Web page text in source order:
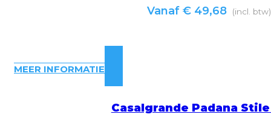
Vanaf€ 49,68 (incl. btw)
MEER INFORMATIE
Casalgrande Padana